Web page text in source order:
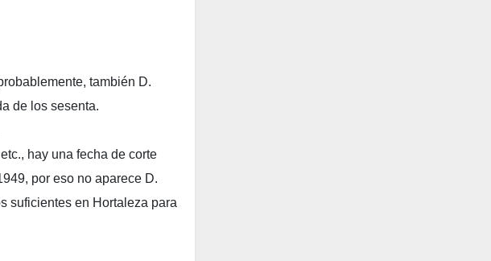
también D.
de los sesenta.
hay una fecha de corte
por eso no aparece D.
suficientes en Hortaleza para